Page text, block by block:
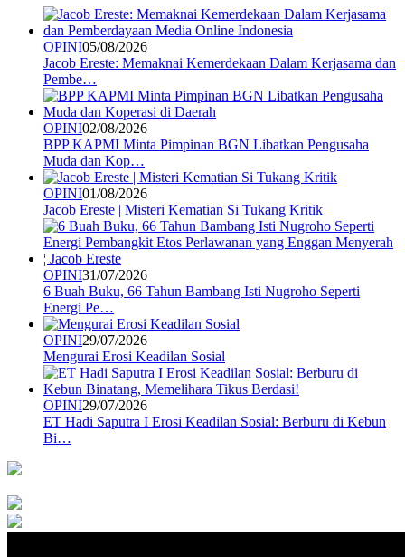
OPINI05/08/2026
Jacob Ereste: Memaknai Kemerdekaan Dalam Kerjasama dan
Pembe…
OPINI02/08/2026
BPP KAPMI Minta Pimpinan BGN Libatkan Pengusaha
Muda dan Kop…
OPINI01/08/2026
Jacob Ereste | Misteri Kematian Si Tukang Kritik
OPINI31/07/2026
6 Buah Buku, 66 Tahun Bambang Isti Nugroho Seperti
Energi Pe…
OPINI29/07/2026
Mengurai Erosi Keadilan Sosial
OPINI29/07/2026
ET Hadi Saputra I Erosi Keadilan Sosial: Berburu di Kebun
Bi…